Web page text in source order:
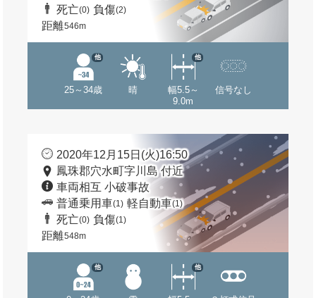
死亡(0) 負傷(2)
距離546m
25～34歳
他
晴
幅5.5～
9.0m
他
信号なし
2020年12月15日(火)16:50
鳳珠郡穴水町字川島 付近
車両相互 小破事故
普通乗用車(1) 軽自動車(1)
死亡(0) 負傷(1)
距離548m
他 他